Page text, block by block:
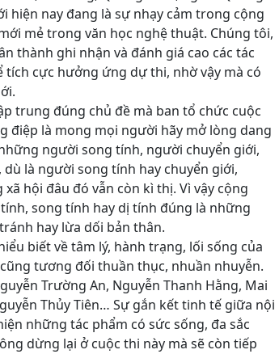
hiện nay đang là sự nhạy cảm trong cộng
mẻ trong văn học nghệ thuật. Chúng tôi,
thành ghi nhận và đánh giá cao các tác
cực hưởng ứng dự thi, nhờ vậy mà có
trung đúng chủ đề mà ban tổ chức cuộc
điệp là mong mọi người hãy mở lòng dang
người song tính, người chuyển giới,
là người song tính hay chuyển giới,
hội đâu đó vẫn còn kì thị. Vì vậy cộng
song tính hay dị tính đúng là những
hay lừa dối bản thân.
biết về tâm lý, hành trạng, lối sống của
tương đối thuần thục, nhuần nhuyễn.
Trường An, Nguyễn Thanh Hằng, Mai
Thủy Tiên… Sự gắn kết tinh tế giữa nội
những tác phẩm có sức sống, đa sắc
dừng lại ở cuộc thi này mà sẽ còn tiếp